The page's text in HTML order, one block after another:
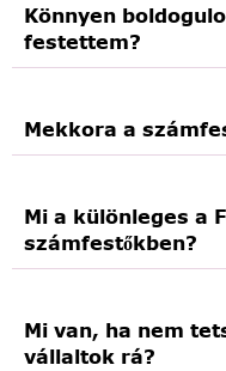
Könnyen
festettem?
Mekkora a
Mi a különleges a
számfestőkben?
Mi van, ha nem
vállaltok rá?